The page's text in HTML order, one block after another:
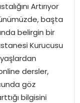
Artırıyor
başta
belirgin bir
Kurucusu
dersler,
göz
bilgisini